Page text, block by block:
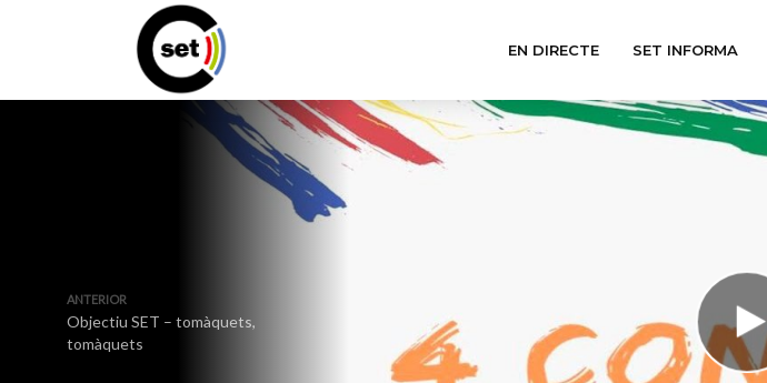
EN DIRECTE SET INFORMA
ANTERIOR
Objectiu SET – tomàquets,
tomàquets